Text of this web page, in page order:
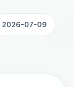
2026-07-09